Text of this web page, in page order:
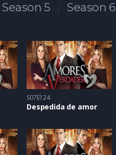
Season 5 Season 6
S07E124
Despedida de amor